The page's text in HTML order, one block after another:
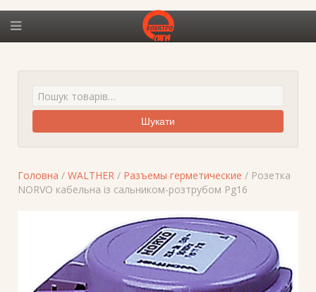
Шукати
Головна / WALTHER / Разъемы герметические / Розетка
NORVO кабельна із сальником-розтрубом Pg16